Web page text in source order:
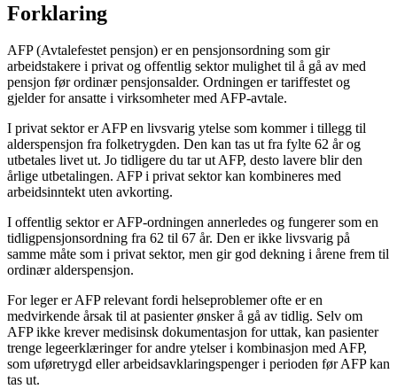
Forklaring
AFP (Avtalefestet pensjon) er en pensjonsordning som gir
arbeidstakere i privat og offentlig sektor mulighet til å gå av med
pensjon før ordinær pensjonsalder. Ordningen er tariffestet og
gjelder for ansatte i virksomheter med AFP-avtale.
I privat sektor er AFP en livsvarig ytelse som kommer i tillegg til
alderspensjon fra folketrygden. Den kan tas ut fra fylte 62 år og
utbetales livet ut. Jo tidligere du tar ut AFP, desto lavere blir den
årlige utbetalingen. AFP i privat sektor kan kombineres med
arbeidsinntekt uten avkorting.
I offentlig sektor er AFP-ordningen annerledes og fungerer som en
tidligpensjonsordning fra 62 til 67 år. Den er ikke livsvarig på
samme måte som i privat sektor, men gir god dekning i årene frem til
ordinær alderspensjon.
For leger er AFP relevant fordi helseproblemer ofte er en
medvirkende årsak til at pasienter ønsker å gå av tidlig. Selv om
AFP ikke krever medisinsk dokumentasjon for uttak, kan pasienter
trenge legeerklæringer for andre ytelser i kombinasjon med AFP,
som uføretrygd eller arbeidsavklaringspenger i perioden før AFP kan
tas ut.